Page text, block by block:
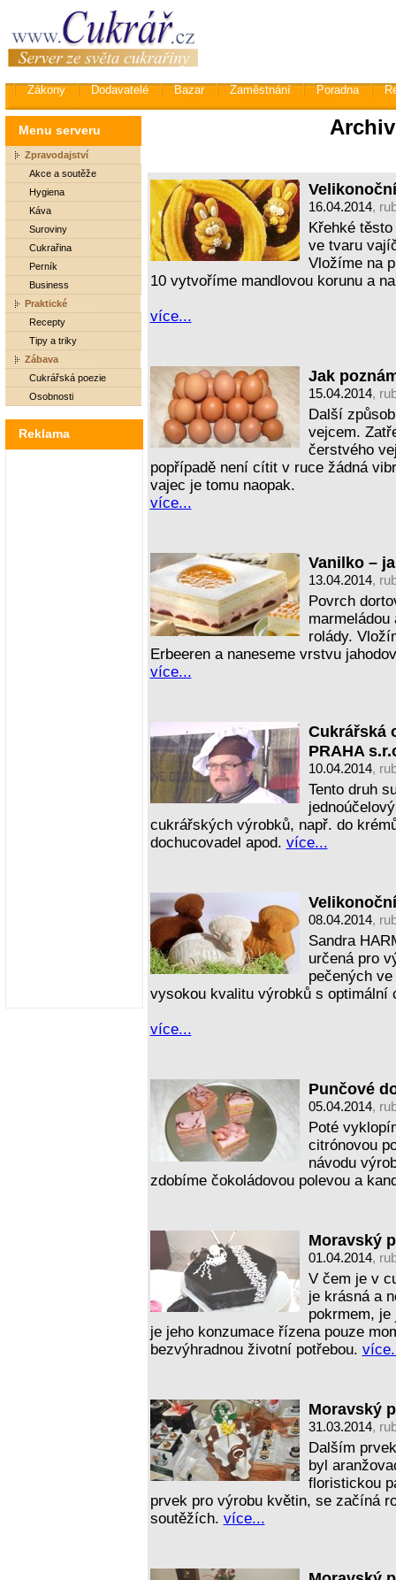
Zákony Dodavatelé Bazar Zaměstnání Poradna
Menu serveru
Zpravodajství
Akce a soutěže
Hygiena
Káva
Suroviny
Cukrařina
Perník
Business
Praktické
Recepty
Tipy a triky
Zábava
Cukrářská poezie
Osobnosti
Reklama
16.04.2014,
Křehké
ve tvaru
Vložíme na
10 vytvoříme mandlovou korunu a
více...
Jak
15.04.2014,
Další
vejcem.
čerstvého
popřípadě není cítit v ruce žádná
vajec je tomu naopak.
více...
Vanilko –
13.04.2014,
Povrch
rolády.
Erbeeren a naneseme vrstvu
více...
Cukrářská
PRAHA
10.04.2014,
Tento druh
cukrářských výrobků, např. do
dochucovadel apod. více...
08.04.2014,
Sandra
určená pro
pečených
vysokou kvalitu výrobků s optimální
více...
Punčové
05.04.2014,
Poté
citrónovou
návodu
zdobíme čokoládovou polevou a
Moravský
01.04.2014,
V čem je v
je krásná a
pokrmem, je
je jeho konzumace řízena pouze
bezvýhradnou životní potřebou.
Moravský
31.03.2014,
Dalším
byl
floristickou
prvek pro výrobu květin, se začíná
soutěžích. více...